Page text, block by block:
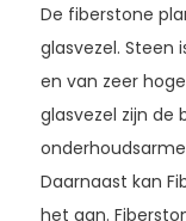
De fiberstone
glasvezel. Steen
en van zeer
glasvezel zijn
Daarnaast kan
het aan.